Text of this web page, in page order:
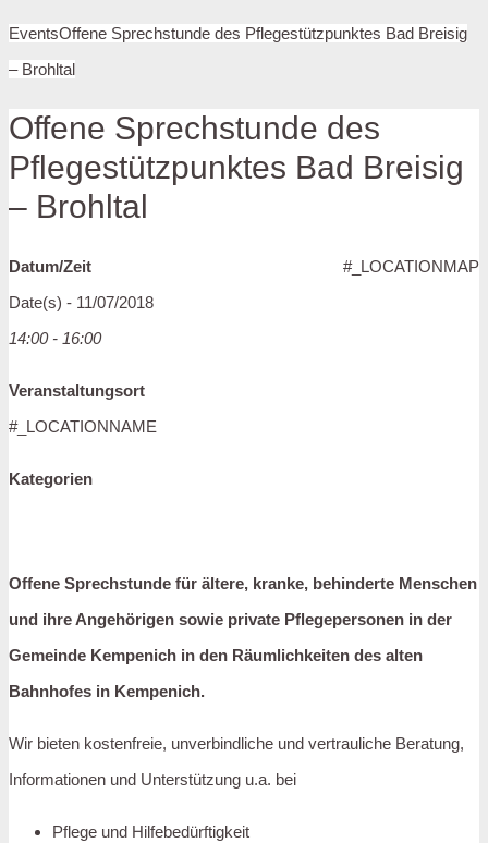
EventsOffene Sprechstunde des Pflegestützpunktes Bad Breisig
– Brohltal
Offene Sprechstunde des
Pflegestützpunktes Bad Breisig
– Brohltal
#_LOCATIONMAP
Datum/Zeit
Date(s) - 11/07/2018
14:00 - 16:00
Veranstaltungsort
#_LOCATIONNAME
Kategorien
Offene Sprechstunde für ältere, kranke, behinderte Menschen
und ihre Angehörigen sowie private Pflegepersonen in der
Gemeinde Kempenich in den Räumlichkeiten des alten
Bahnhofes in Kempenich.
Wir bieten kostenfreie, unverbindliche und vertrauliche Beratung,
Informationen und Unterstützung u.a. bei
Pflege und Hilfebedürftigkeit